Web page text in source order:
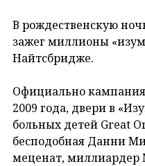
В рождественскую
зажег миллионы
Найтсбридже.
Официально кампания
2009 года, двери в
больных детей Great
бесподобная Данни
меценат,